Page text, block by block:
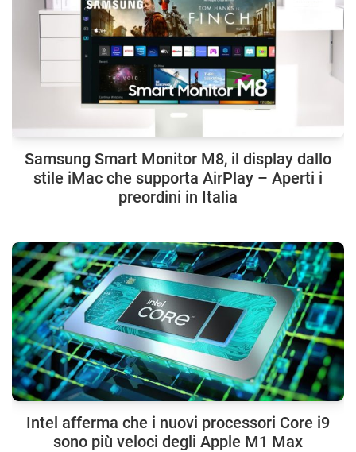
Samsung Smart Monitor M8, il display dallo
stile iMac che supporta AirPlay – Aperti i
preordini in Italia
Intel afferma che i nuovi processori Core i9
sono più veloci degli Apple M1 Max